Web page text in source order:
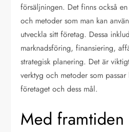
försäljningen. Det finns också
och metoder som man kan
utveckla sitt företag. Dessa
marknadsföring, finansiering,
strategisk planering. Det är
verktyg och metoder som
företaget och dess mål.
Med